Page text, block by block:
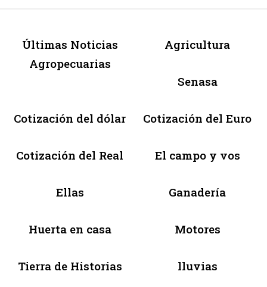
Últimas Noticias
Agropecuarias
Agricultura
Senasa
Cotización del dólar Cotización del Euro
Cotización del Real El campo y vos
Ellas Ganadería
Huerta en casa Motores
Tierra de Historias lluvias